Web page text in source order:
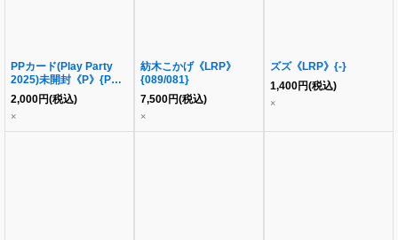
PPカード(Play Party
2025)未開封《P》{PR-
019}
2,000円(税込)
×
紡木こかげ《LRP》
{089/081}
7,500円(税込)
×
ズズ《LRP》{-}
1,400円(税込)
×